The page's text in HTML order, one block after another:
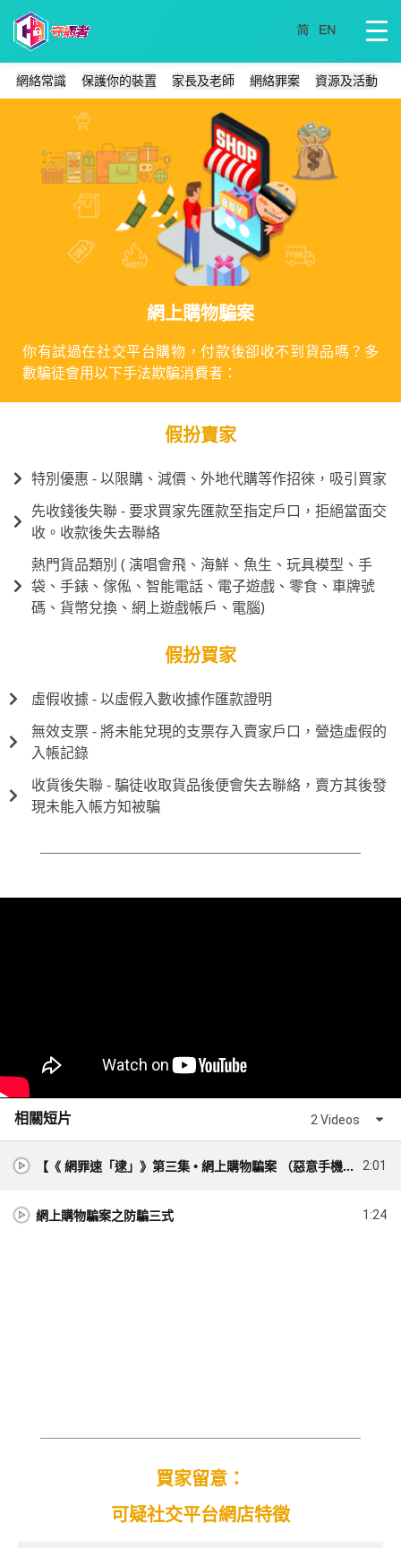
網絡常識 保護你的裝置 家長及老師 網絡罪案 資源及活動
網上購物騙案
你有試過在社交平台購物，付款後卻收不到貨品嗎？多
數騙徒會用以下手法欺騙消費者：
假扮賣家
特別優惠 - 以限購、減價、外地代購等作招徠，吸引買家
先收錢後失聯 - 要求買家先匯款至指定戶口，拒絕當面交
收。收款後失去聯絡
熱門貨品類別 ( 演唱會飛、海鮮、魚生、玩具模型、手
袋、手錶、傢俬、智能電話、電子遊戲、零食、車牌號
碼、貨幣兌換、網上遊戲帳戶、電腦)
假扮買家
虛假收據 - 以虛假入數收據作匯款證明
無效支票 - 將未能兌現的支票存入賣家戶口，營造虛假的
入帳記錄
收貨後失聯 - 騙徒收取貨品後便會失去聯絡，賣方其後發
現未能入帳方知被騙
相關短片 2 Videos
【《 網罪速「逮」》第三集 • 網上購物騙案 （惡意手機程式）】 2:01
網上購物騙案之防騙三式 1:24
買家留意：
可疑社交平台網店特徵